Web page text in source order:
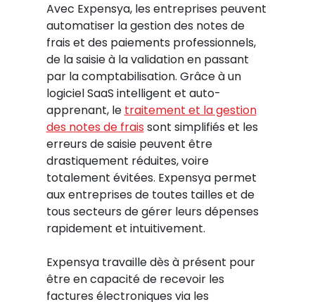
Avec Expensya, les entreprises peuvent
automatiser la gestion des notes de
frais et des paiements professionnels,
de la saisie à la validation en passant
par la comptabilisation. Grâce à un
logiciel SaaS intelligent et auto-
apprenant, le traitement et la gestion
des notes de frais sont simplifiés et les
erreurs de saisie peuvent être
drastiquement réduites, voire
totalement évitées. Expensya permet
aux entreprises de toutes tailles et de
tous secteurs de gérer leurs dépenses
rapidement et intuitivement.
Expensya travaille dès à présent pour
être en capacité de recevoir les
factures électroniques via les